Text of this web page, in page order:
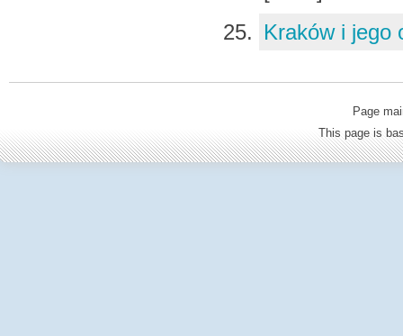
Kraków i jego
Page
This page is